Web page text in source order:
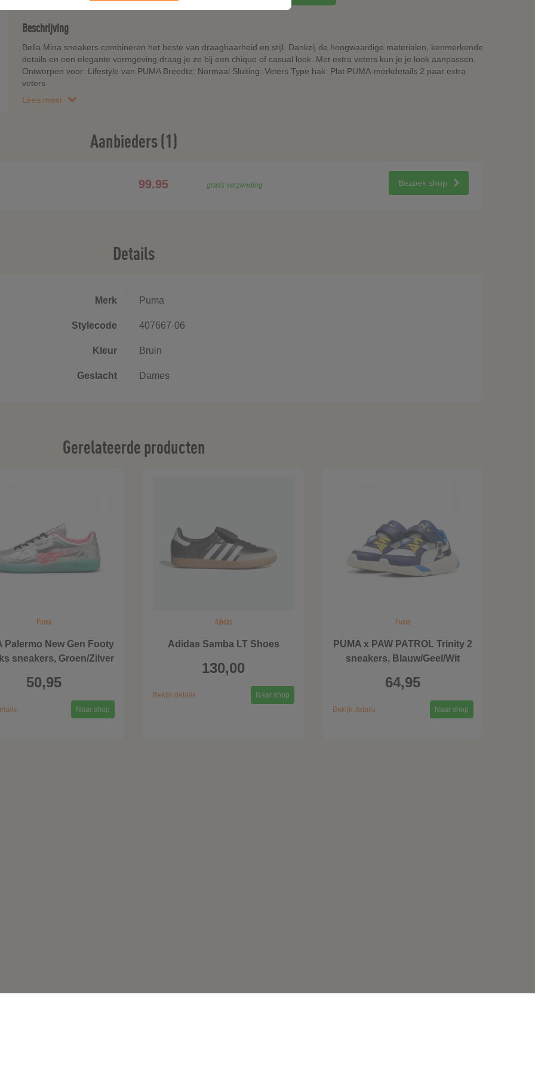
Beschrijving
Bella Mina sneakers combineren het beste van draagbaarheid en stijl. Dankzij de hoogwaardige materialen, kenmerkende
details en een elegante vormgeving draag je ze bij een chique of casual look. Met extra veters kun je je look aanpassen.
Ontworpen voor: Lifestyle van PUMA Breedte: Normaal Sluiting: Veters Type hak: Plat PUMA-merkdetails 2 paar extra
veters
Lees meer
Aanbieders (1)
99.95 gratis verzending Bezoek shop
Details
Merk Puma
Stylecode 407667-06
Kleur Bruin
Geslacht Dames
Gerelateerde producten
Puma
Palermo New Gen Footy
sneakers, Groen/Zilver
50,95
Naar shop
Adidas
Adidas Samba LT Shoes
130,00
Bekijk details Naar shop
Puma
PUMA x PAW PATROL Trinity 2
sneakers, Blauw/Geel/Wit
64,95
Bekijk details Naar shop